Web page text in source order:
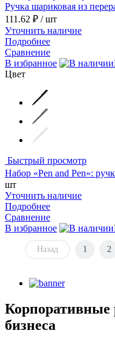
Ручка шариковая из
111.62 ₽ / шт
Уточнить наличие
Подробнее
Сравнение
В избранное
Цвет
Быстрый просмотр
Набор «Pen and Pen»:
шт
Уточнить наличие
Подробнее
Сравнение
В избранное
Назад 1 2
Корпоративные
бизнеса